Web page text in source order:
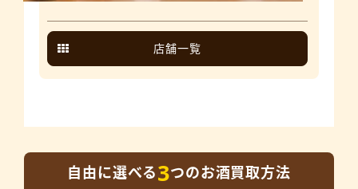
店舗一覧
自由に選べる3つのお酒買取方法